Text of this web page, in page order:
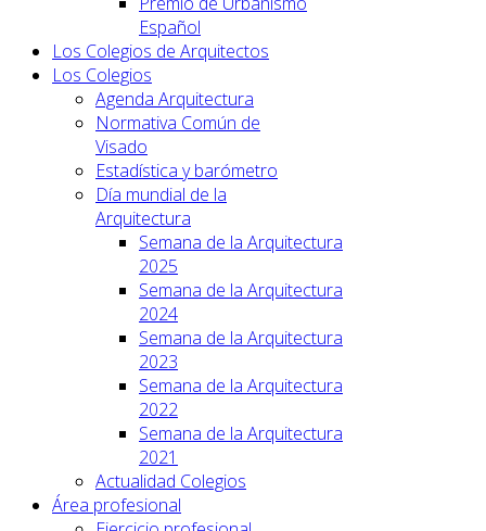
Español
Los Colegios de Arquitectos
Los Colegios
Agenda Arquitectura
Normativa Común de
Visado
Estadística y barómetro
Día mundial de la
Arquitectura
Semana de la Arquitectura
2025
Semana de la Arquitectura
2024
Semana de la Arquitectura
2023
Semana de la Arquitectura
2022
Semana de la Arquitectura
2021
Actualidad Colegios
Área profesional